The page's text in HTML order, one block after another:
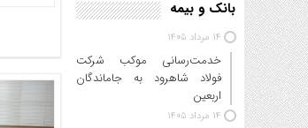
بانک و بیمه
14 مرداد 1405
خدمت‌رسانی موکب شرکت
فولاد شاهرود به جاماندگان
اربعین
14 مرداد 1405